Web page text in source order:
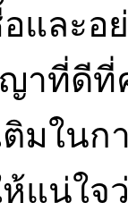
อและ
าที่ดีที่
ติมใน
แน่ใ